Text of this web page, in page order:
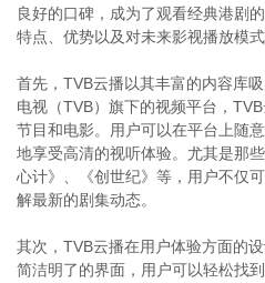
良好的口碑，成为了观看经典港剧
特点、优势以及对未来影视播放模式
首先，TVB云播以其丰富的内容库
电视（TVB）旗下的视频平台，
节目和电影。用户可以在平台上随
地享受高清的视听体验。尤其是那
心计》、《创世纪》等，用户不仅
解最新的剧集动态。
其次，TVB云播在用户体验方面的
简洁明了的界面，用户可以轻松找